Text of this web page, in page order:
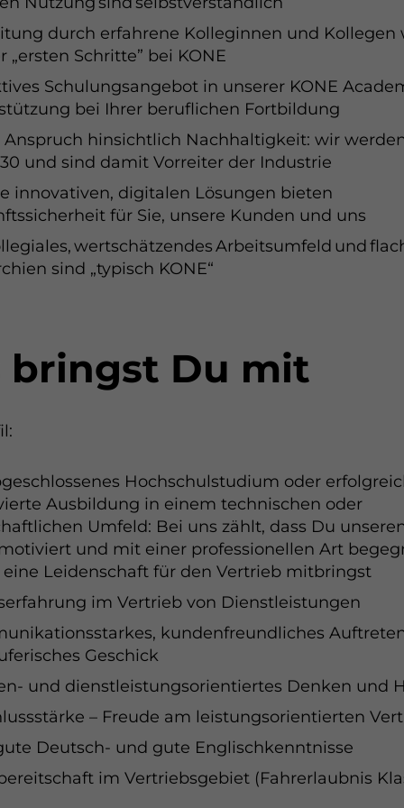
durch erfahrene Kolleginnen und Kollegen
„ersten Schritte” bei KONE
Schulungsangebot in unserer KONE
bei Ihrer beruflichen Fortbildung
Anspruch hinsichtlich Nachhaltigkeit: wir
und sind damit Vorreiter der Industrie
innovativen, digitalen Lösungen bieten
für Sie, unsere Kunden und uns
wertschätzendes Arbeitsumfeld und
sind „typisch KONE“
bringst Du mit
Hochschulstudium oder
Ausbildung in einem technischen oder
Umfeld: Bei uns zählt, dass Du
und mit einer professionellen Art
eine Leidenschaft für den Vertrieb mitbringst
im Vertrieb von Dienstleistungen
kundenfreundliches
Geschick
und dienstleistungsorientiertes Denken und
– Freude am leistungsorientierten
Deutsch- und gute Englischkenntnisse
im Vertriebsgebiet (Fahrerlaubnis
für die grundlegenden
der Website erforderlich und
unsere Website nutzbar zu
unserer Website zu
anzeigen
anzeigen
anzeigen